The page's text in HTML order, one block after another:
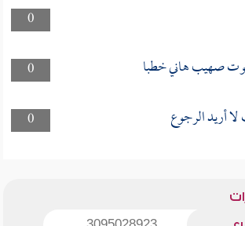
0
0
صهيب هاني خطبا
0
أريد الرجوع